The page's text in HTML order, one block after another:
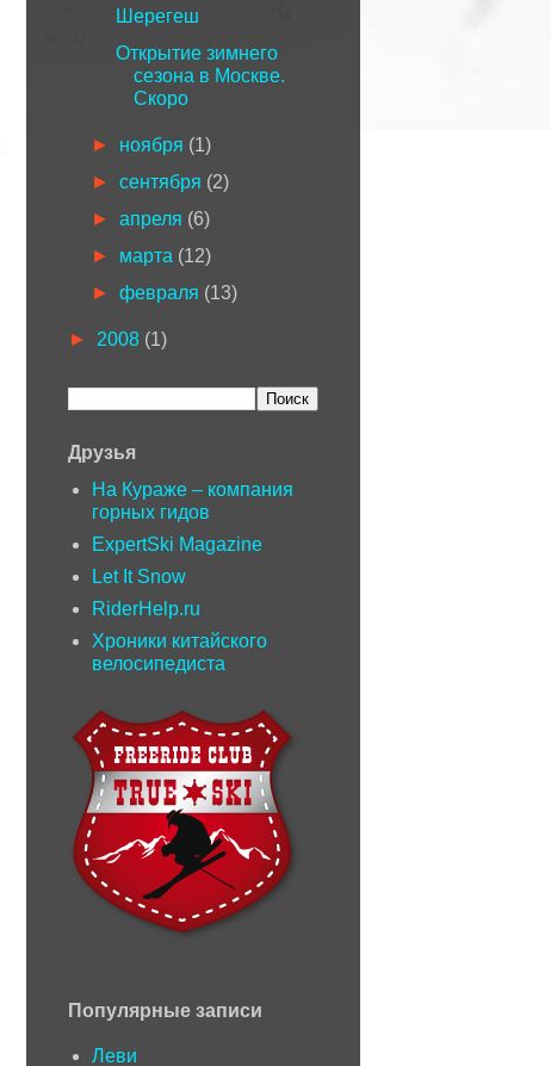
Шерегеш
Открытие зимнего
сезона в Москве.
Скоро
► ноября (1)
►сентября (2)
►апреля (6)
► марта (12)
►февраля (13)
► 2008 (1)
Друзья
На Кураже – компания
горных гидов
ExpertSki Magazine
Let It Snow
RiderHelp.ru
Хроники китайского
велосипедиста
Популярные записи
Леви